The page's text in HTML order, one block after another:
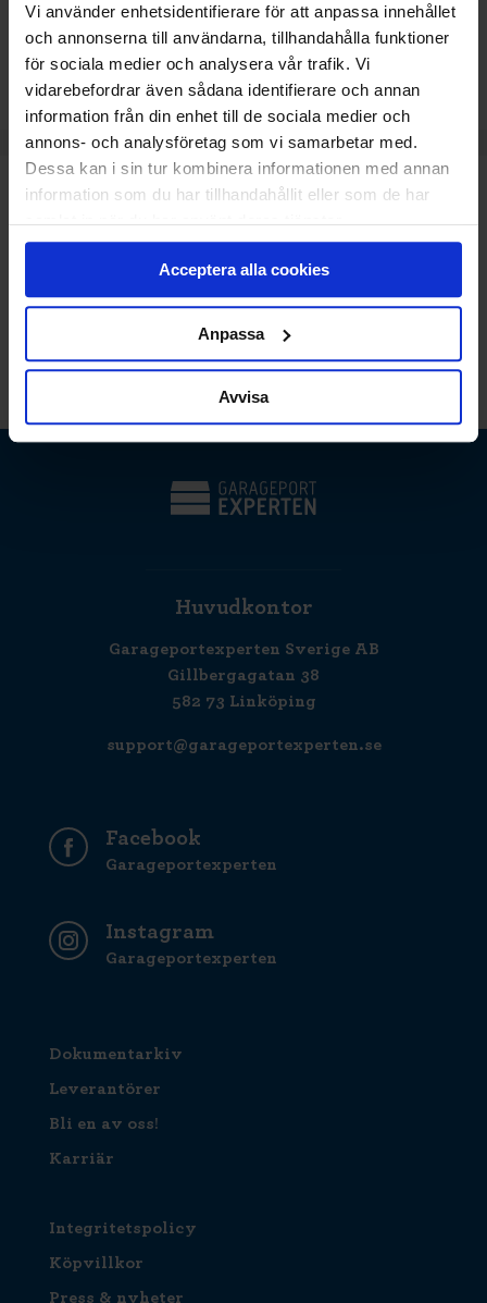
Vi använder enhetsidentifierare för att anpassa innehållet
och annonserna till användarna, tillhandahålla funktioner
för sociala medier och analysera vår trafik. Vi
vidarebefordrar även sådana identifierare och annan
information från din enhet till de sociala medier och
annons- och analysföretag som vi samarbetar med.
Dessa kan i sin tur kombinera informationen med annan
information som du har tillhandahållit eller som de har
samlat in när du har använt deras tjänster.
Acceptera alla cookies
Anpassa
Avvisa
Beräknad leveranstid 2-5 dagar. Vid montering är
leveranstiden något längre.
TEKNISK SPECIFIKATION
80x80x20 mm inbyggd
Temperatur -20 till 50 grader
Huvudkontor
Garageportexperten Sverige AB
Gillbergagatan 38
582 73 Linköping
support@garageportexperten.se
Facebook
Garageportexperten
Instagram
Garageportexperten
Dokumentarkiv
Leverantörer
Bli en av oss!
Karriär
Integritetspolicy
Köpvillkor
Press & nyheter